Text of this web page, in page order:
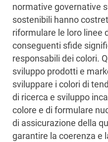
normative governative
sostenibili hanno
riformulare le loro linee
conseguenti sfide
responsabili dei colori.
sviluppo prodotti e
sviluppare i colori di
di ricerca e sviluppo
colore e di formulare
di assicurazione della
garantire la coerenza e